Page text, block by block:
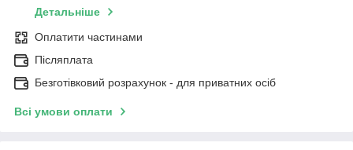
Детальніше
Оплатити частинами
Післяплата
Безготівковий розрахунок - для приватних осіб
Всі умови оплати